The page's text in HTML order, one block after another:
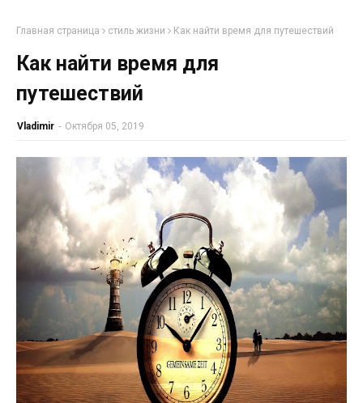
Главная страница стиль жизни Как найти время для путешествий
Как найти время для
путешествий
Vladimir - Октября 05, 2019